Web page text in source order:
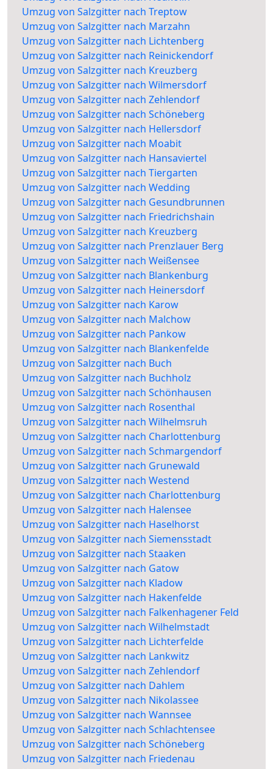
Umzug von Salzgitter nach Treptow
Umzug von Salzgitter nach Marzahn
Umzug von Salzgitter nach Lichtenberg
Umzug von Salzgitter nach Reinickendorf
Umzug von Salzgitter nach Kreuzberg
Umzug von Salzgitter nach Wilmersdorf
Umzug von Salzgitter nach Zehlendorf
Umzug von Salzgitter nach Schöneberg
Umzug von Salzgitter nach Hellersdorf
Umzug von Salzgitter nach Moabit
Umzug von Salzgitter nach Hansaviertel
Umzug von Salzgitter nach Tiergarten
Umzug von Salzgitter nach Wedding
Umzug von Salzgitter nach Gesundbrunnen
Umzug von Salzgitter nach Friedrichshain
Umzug von Salzgitter nach Kreuzberg
Umzug von Salzgitter nach Prenzlauer Berg
Umzug von Salzgitter nach Weißensee
Umzug von Salzgitter nach Blankenburg
Umzug von Salzgitter nach Heinersdorf
Umzug von Salzgitter nach Karow
Umzug von Salzgitter nach Malchow
Umzug von Salzgitter nach Pankow
Umzug von Salzgitter nach Blankenfelde
Umzug von Salzgitter nach Buch
Umzug von Salzgitter nach Buchholz
Umzug von Salzgitter nach Schönhausen
Umzug von Salzgitter nach Rosenthal
Umzug von Salzgitter nach Wilhelmsruh
Umzug von Salzgitter nach Charlottenburg
Umzug von Salzgitter nach Schmargendorf
Umzug von Salzgitter nach Grunewald
Umzug von Salzgitter nach Westend
Umzug von Salzgitter nach Charlottenburg
Umzug von Salzgitter nach Halensee
Umzug von Salzgitter nach Haselhorst
Umzug von Salzgitter nach Siemensstadt
Umzug von Salzgitter nach Staaken
Umzug von Salzgitter nach Gatow
Umzug von Salzgitter nach Kladow
Umzug von Salzgitter nach Hakenfelde
Umzug von Salzgitter nach Falkenhagener Feld
Umzug von Salzgitter nach Wilhelmstadt
Umzug von Salzgitter nach Lichterfelde
Umzug von Salzgitter nach Lankwitz
Umzug von Salzgitter nach Zehlendorf
Umzug von Salzgitter nach Dahlem
Umzug von Salzgitter nach Nikolassee
Umzug von Salzgitter nach Wannsee
Umzug von Salzgitter nach Schlachtensee
Umzug von Salzgitter nach Schöneberg
Umzug von Salzgitter nach Friedenau